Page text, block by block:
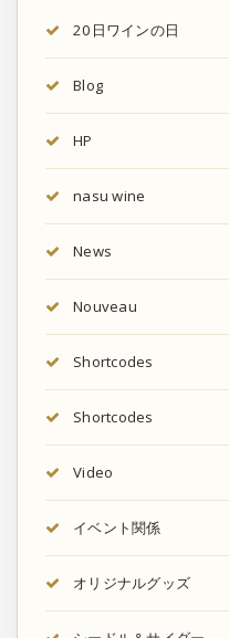
20日ワインの日
Blog
HP
nasu wine
News
Nouveau
Shortcodes
Shortcodes
Video
イベント関係
オリジナルグッズ